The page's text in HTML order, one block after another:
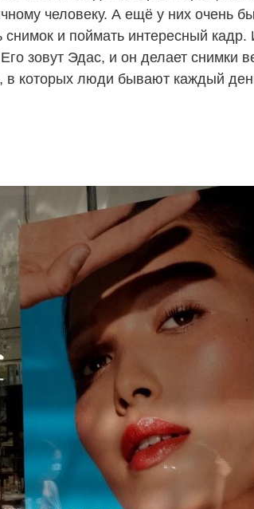
человеку. А ещё у них очень
снимок и поймать интересный
зовут Эдас, и он делает снимки
в которых люди бывают каждый